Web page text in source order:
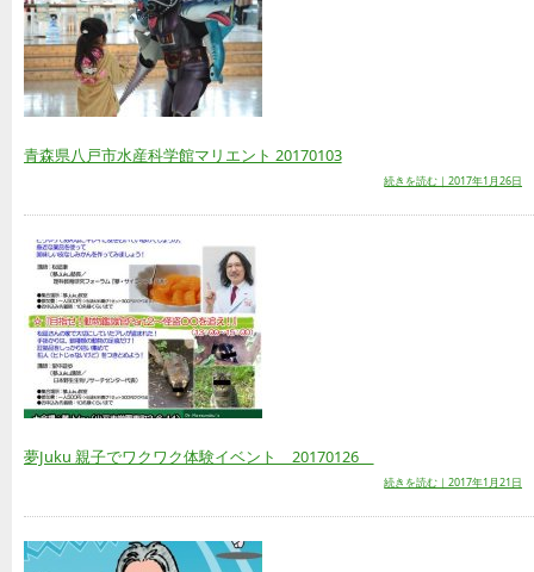
青森県八戸市水産科学館マリエント 20170103
続きを読む｜2017年1月26日
夢Juku 親子でワクワク体験イベント 20170126
続きを読む｜2017年1月21日